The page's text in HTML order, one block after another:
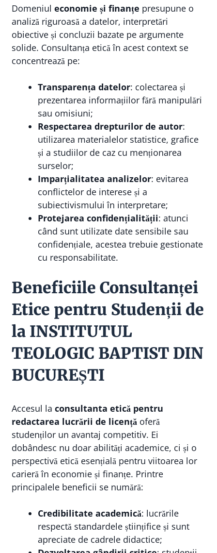
Domeniul economie și finanțe presupune o
analiză riguroasă a datelor, interpretări
obiective și concluzii bazate pe argumente
solide. Consultanța etică în acest context se
concentrează pe:
Transparența datelor: colectarea și
prezentarea informațiilor fără manipulări
sau omisiuni;
Respectarea drepturilor de autor:
utilizarea materialelor statistice, grafice
și a studiilor de caz cu menționarea
surselor;
Imparțialitatea analizelor: evitarea
conflictelor de interese și a
subiectivismului în interpretare;
Protejarea confidențialității: atunci
când sunt utilizate date sensibile sau
confidențiale, acestea trebuie gestionate
cu responsabilitate.
Beneficiile Consultanței
Etice pentru Studenții de
la INSTITUTUL
TEOLOGIC BAPTIST DIN
BUCUREȘTI
Accesul la consultanta etică pentru
redactarea lucrării de licență oferă
studenților un avantaj competitiv. Ei
dobândesc nu doar abilități academice, ci și o
perspectivă etică esențială pentru viitoarea lor
carieră în economie și finanțe. Printre
principalele beneficii se numără:
Credibilitate academică: lucrările
respectă standardele științifice și sunt
apreciate de cadrele didactice;